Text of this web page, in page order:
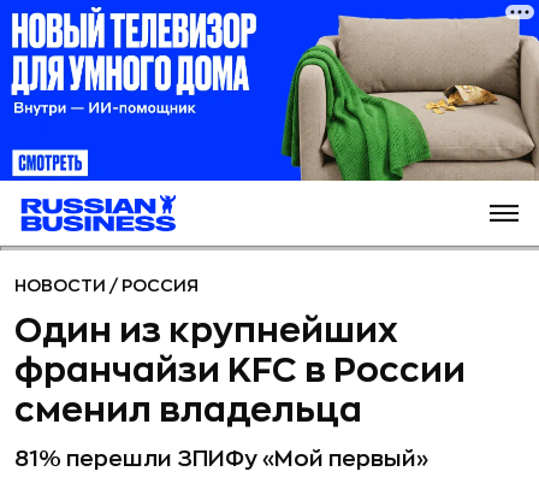
НОВОСТИ / РОССИЯ
Один из крупнейших
франчайзи KFC в России
сменил владельца
81% перешли ЗПИФу «Мой первый»